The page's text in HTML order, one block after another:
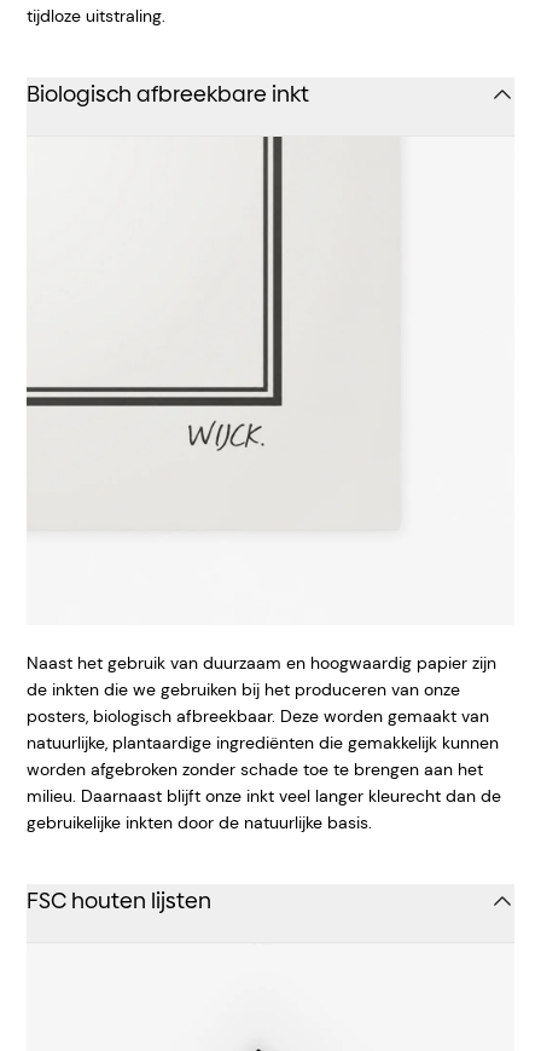
tijdloze uitstraling.
Biologisch afbreekbare inkt
Naast het gebruik van duurzaam en hoogwaardig papier zijn
de inkten die we gebruiken bij het produceren van onze
posters, biologisch afbreekbaar. Deze worden gemaakt van
natuurlijke, plantaardige ingrediënten die gemakkelijk kunnen
worden afgebroken zonder schade toe te brengen aan het
milieu. Daarnaast blijft onze inkt veel langer kleurecht dan de
gebruikelijke inkten door de natuurlijke basis.
FSC houten lijsten